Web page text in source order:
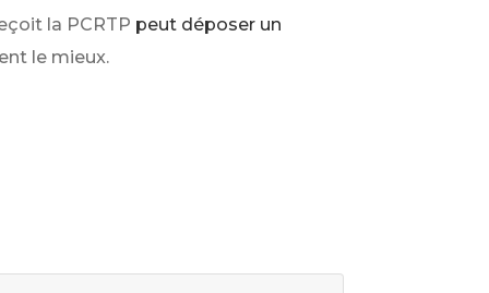
la PCRTP peut déposer un
le mieux.